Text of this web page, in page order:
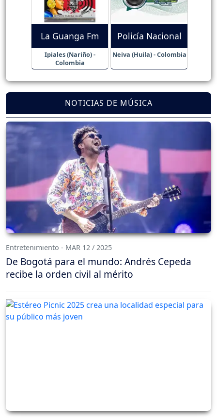
La Guanga Fm
Ipiales (Nariño) -
Colombia
Policía Nacional
Neiva (Huila) - Colombia
NOTICIAS DE MÚSICA
Entretenimiento - MAR 12 / 2025
De Bogotá para el mundo: Andrés Cepeda
recibe la orden civil al mérito